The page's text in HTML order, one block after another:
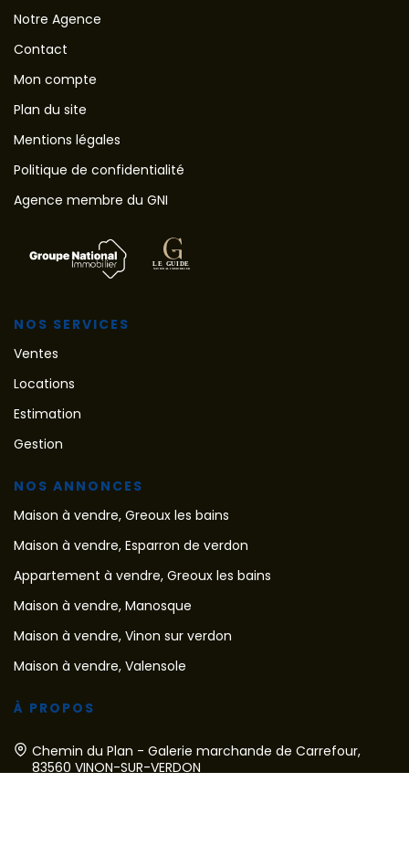
Notre Agence
Contact
Mon compte
Plan du site
Mentions légales
Politique de confidentialité
Agence membre du GNI
NOS SERVICES
Ventes
Locations
Estimation
Gestion
NOS ANNONCES
Maison à vendre, Greoux les bains
Maison à vendre, Esparron de verdon
Appartement à vendre, Greoux les bains
Maison à vendre, Manosque
Maison à vendre, Vinon sur verdon
Maison à vendre, Valensole
À PROPOS
Chemin du Plan - Galerie marchande de Carrefour,
83560 VINON-SUR-VERDON